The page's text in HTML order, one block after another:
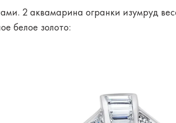
2 аквамарина огранки изумруд
белое золото: